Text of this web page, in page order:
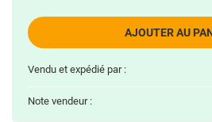
AJOUTER AU
Vendu et expédié par :
Note vendeur :